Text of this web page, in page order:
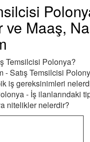
Maaş,
Temsilcisi Polonya?
- Satış Temsilcisi
iş gereksinimleri
- İş ilanlarındaki
nitelikler nelerdir?